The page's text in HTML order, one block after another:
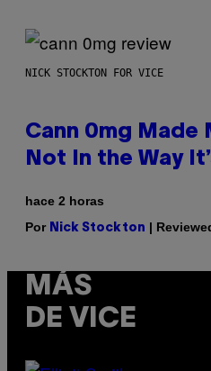
NICK STOCKTON FOR VICE
Cann 0mg Made
Not In the Way
hace 2 horas
Por Nick Stockton |
MÁS
DE VICE